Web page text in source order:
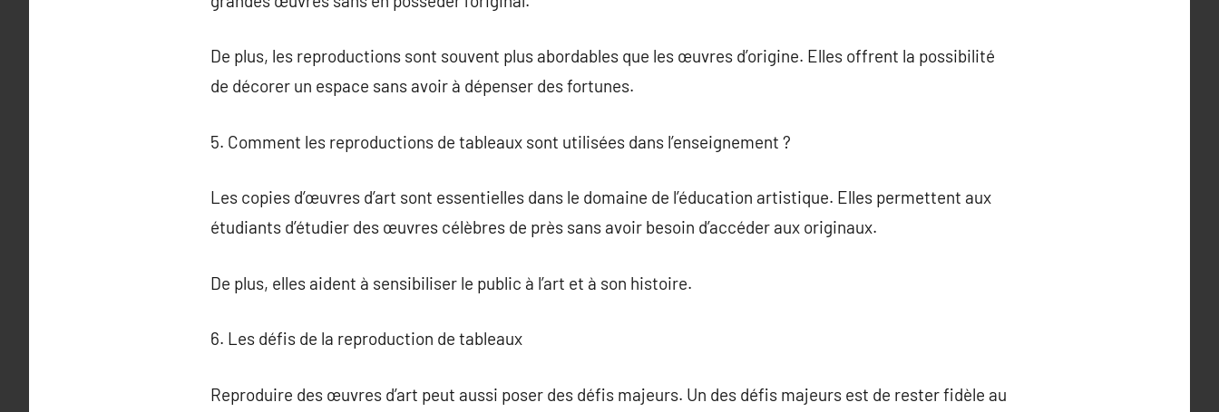
De plus, les reproductions sont souvent plus abordables que les œuvres d’origine. Elles offrent la possibilité
de décorer un espace sans avoir à dépenser des fortunes.
5. Comment les reproductions de tableaux sont utilisées dans l’enseignement ?
Les copies d’œuvres d’art sont essentielles dans le domaine de l’éducation artistique. Elles permettent aux
étudiants d’étudier des œuvres célèbres de près sans avoir besoin d’accéder aux originaux.
De plus, elles aident à sensibiliser le public à l’art et à son histoire.
6. Les défis de la reproduction de tableaux
Reproduire des œuvres d’art peut aussi poser des défis majeurs. Un des défis majeurs est de rester fidèle au